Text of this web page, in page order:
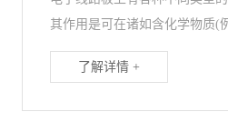
其作用是可在诸如含化学物质(
了解详情 +